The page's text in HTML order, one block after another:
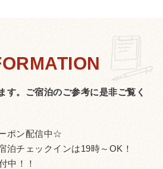
す。 ご宿泊のご参考に是非ご覧く
ポン配信中☆
泊チェックインは19時～OK！
中！！